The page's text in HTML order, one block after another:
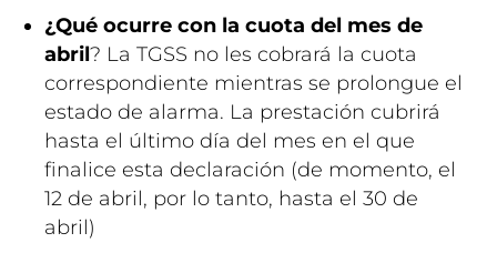
¿Qué ocurre con la cuota del mes de
abril? La TGSS no les cobrará la cuota
correspondiente mientras se prolongue el
estado de alarma. La prestación cubrirá
hasta el último día del mes en el que
finalice esta declaración (de momento, el
12 de abril, por lo tanto, hasta el 30 de
abril)